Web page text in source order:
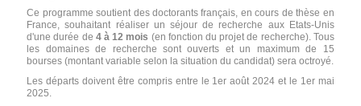
Ce programme soutient des doctorants français, en cours de thèse en
France, souhaitant réaliser un séjour de recherche aux Etats-Unis
d'une durée de 4 à 12 mois (en fonction du projet de recherche). Tous
les domaines de recherche sont ouverts et un maximum de 15
bourses (montant variable selon la situation du candidat) sera octroyé.
Les départs doivent être compris entre le 1er août 2024 et le 1er mai
2025.